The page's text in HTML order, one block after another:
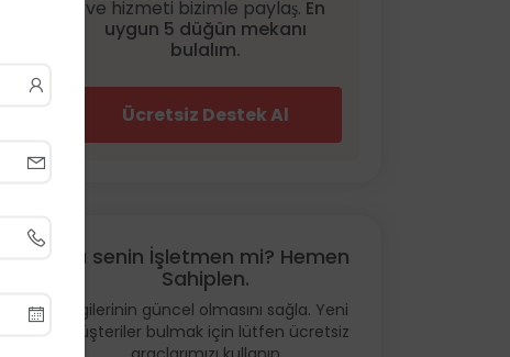
ve hizmeti bizimle paylaş. En
uygun 5 düğün mekanı
bulalım.
Ücretsiz Destek Al
Bu senin İşletmen mi? Hemen
Sahiplen.
Bilgilerinin güncel olmasını sağla. Yeni
müşteriler bulmak için lütfen ücretsiz